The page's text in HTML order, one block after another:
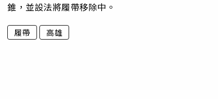
錐，並設法將履帶移除中。
履帶 高雄